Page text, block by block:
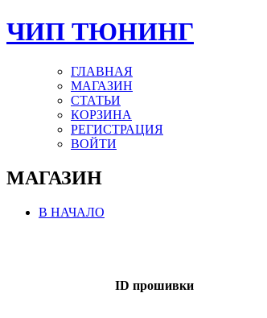
ЧИП ТЮНИНГ
ГЛАВНАЯ
МАГАЗИН
СТАТЬИ
КОРЗИНА
РЕГИСТРАЦИЯ
ВОЙТИ
МАГАЗИН
В НАЧАЛО
ID прошивки